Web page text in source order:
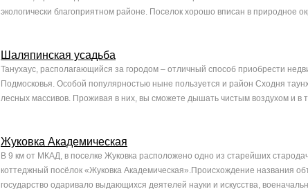
экологически благоприятном районе. Поселок хорошо вписан в природное
Шаляпинская усадьба
Танухаус, располагающийся за городом – отличный способ приобрести
Подмосковья. Особой популярностью ныне пользуется и район Сходня
лесных массивов. Проживая в них, вы сможете дышать чистым воздухом и в
Жуковка Академическая
В 9 км от МКАД, в поселке Жуковка расположено одно из старейших
коттеджный посёлок «Жуковка Академическая».Происхождение названия
государство одаривало выдающихся деятелей науки и искусства,